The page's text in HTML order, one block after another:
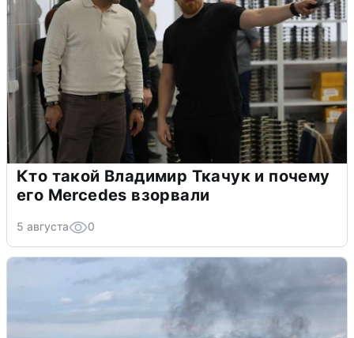
Кто такой Владимир Ткачук и почему
его Mercedes взорвали
5 августа 0